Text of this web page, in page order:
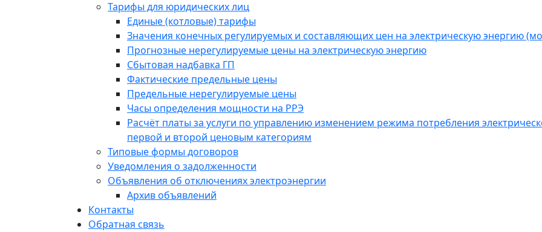
Тарифы для юридических лиц
Единые (котловые) тарифы
Значения конечных регулируемых и составляющих цен на электрическую энергию
Прогнозные нерегулируемые цены на электрическую энергию
Сбытовая надбавка ГП
Фактические предельные цены
Предельные нерегулируемые цены
Часы определения мощности на РРЭ
Расчёт платы за услуги по управлению изменением режима потребления
первой и второй ценовым категориям
Типовые формы договоров
Уведомления о задолженности
Объявления об отключениях электроэнергии
Архив объявлений
Контакты
Обратная связь